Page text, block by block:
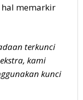
memarkir
terkunci
kami
kunci